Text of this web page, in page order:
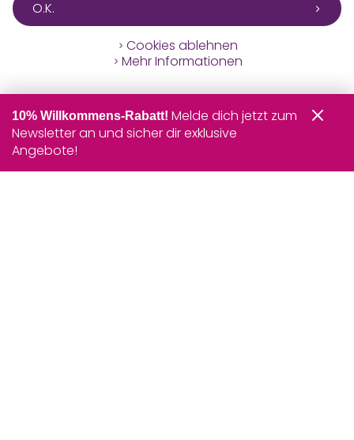
O.K.
Cookies ablehnen
Mehr Informationen
10% Willkommens-Rabatt! Melde dich jetzt zum
Newsletter an und sicher dir exklusive
Angebote!